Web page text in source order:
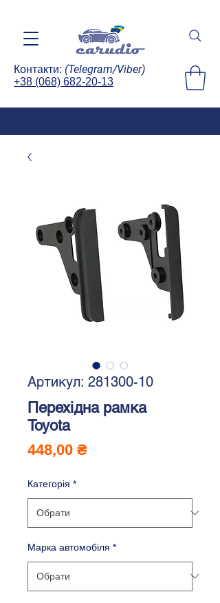
Контакти: (Telegram/Viber)
+38 (068) 682-20-13
Артикул: 281300-10
Перехідна рамка
Toyota
448,00 ₴Ціна
Категорія *
Марка автомобіля *